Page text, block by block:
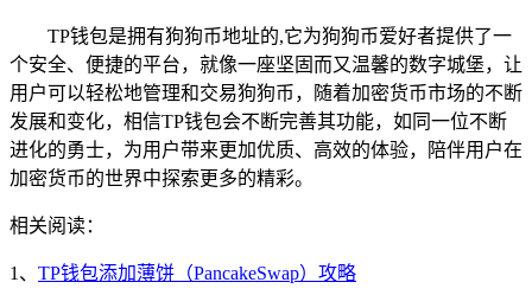
TP钱包是拥有狗狗币地址的,它为狗狗币爱好者提供了一
个安全、便捷的平台，就像一座坚固而又温馨的数字城堡，让
用户可以轻松地管理和交易狗狗币，随着加密货币市场的不断
发展和变化，相信TP钱包会不断完善其功能，如同一位不断
进化的勇士，为用户带来更加优质、高效的体验，陪伴用户在
加密货币的世界中探索更多的精彩。
相关阅读：
1、 TP钱包添加薄饼（PancakeSwap）攻略